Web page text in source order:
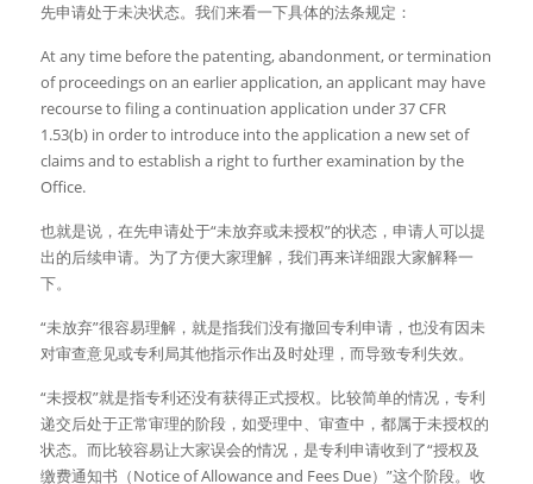
先申请处于未决状态。我们来看一下具体的法条规定：
At any time before the patenting, abandonment, or termination
of proceedings on an earlier application, an applicant may have
recourse to filing a continuation application under 37 CFR
1.53(b) in order to introduce into the application a new set of
claims and to establish a right to further examination by the
Office.
也就是说，在先申请处于“未放弃或未授权”的状态，申请人可以提
出的后续申请。为了方便大家理解，我们再来详细跟大家解释一
下。
“未放弃”很容易理解，就是指我们没有撤回专利申请，也没有因未
对审查意见或专利局其他指示作出及时处理，而导致专利失效。
“未授权”就是指专利还没有获得正式授权。比较简单的情况，专利
递交后处于正常审理的阶段，如受理中、审查中，都属于未授权的
状态。而比较容易让大家误会的情况，是专利申请收到了“授权及
缴费通知书（Notice of Allowance and Fees Due）”这个阶段。收